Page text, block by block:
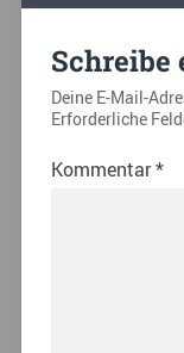
Schreibe
Deine E-Mail-
Erforderliche
Kommentar*